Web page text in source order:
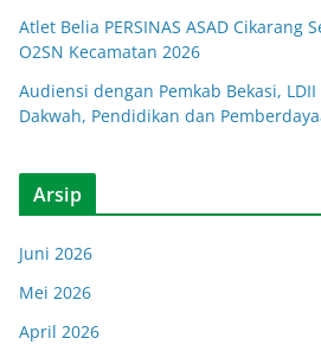
Atlet Belia PERSINAS ASAD Cikarang
O2SN Kecamatan 2026
Audiensi dengan Pemkab Bekasi,
Dakwah, Pendidikan dan
Arsip
Juni 2026
Mei 2026
April 2026